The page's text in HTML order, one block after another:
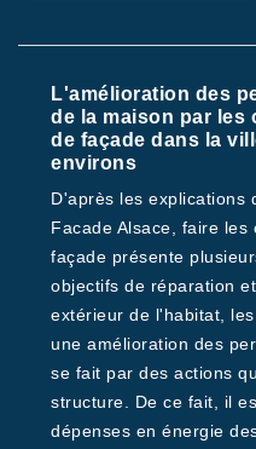
L'amélioration des
de la maison par les
de façade dans la
environs
D'après les explications
Facade Alsace, faire
façade présente
objectifs de réparation
extérieur de l'habitat,
une amélioration des
se fait par des actions
structure. De ce fait, il
dépenses en énergie